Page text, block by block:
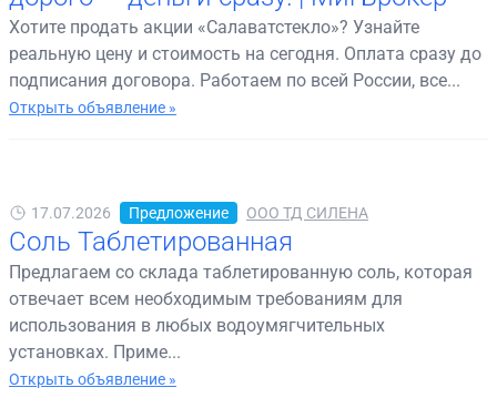
Хотите продать акции «Салаватстекло»? Узнайте
реальную цену и стоимость на сегодня. Оплата сразу до
подписания договора. Работаем по всей России, все...
Открыть объявление »
17.07.2026 Предложение ООО ТД СИЛЕНА
Соль Таблетированная
Предлагаем со склада таблетированную соль, которая
отвечает всем необходимым требованиям для
использования в любых водоумягчительных
установках. Приме...
Открыть объявление »